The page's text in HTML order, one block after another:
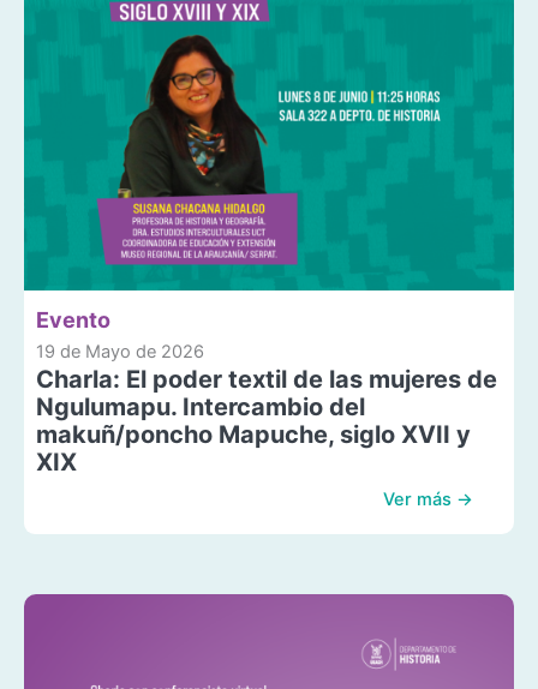
Evento
19 de Mayo de 2026
Charla: El poder textil de las mujeres de
Ngulumapu. Intercambio del
makuñ/poncho Mapuche, siglo XVII y
XIX
Ver más →